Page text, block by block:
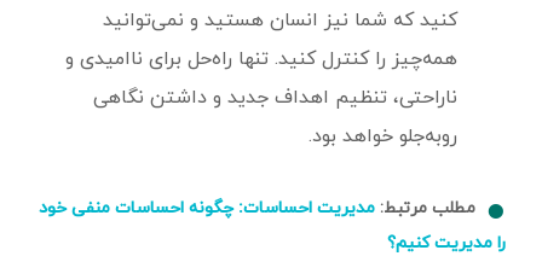
کنید که شما نیز انسان هستید و نمی‌توانید
همه‌چیز را کنترل کنید. تنها راه‌حل برای ناامیدی و
ناراحتی، تنظیم اهداف جدید و داشتن نگاهی
رو‌به‌جلو خواهد بود.
مطلب مرتبط: مدیریت احساسات: چگونه احساسات منفی خود
را مدیریت کنیم؟